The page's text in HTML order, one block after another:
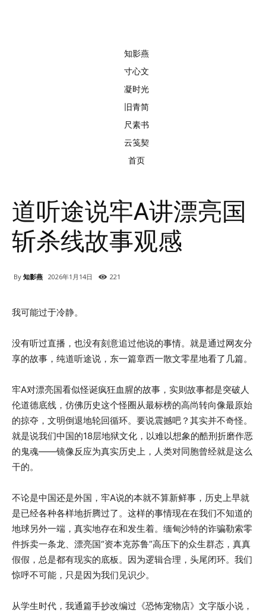
知影燕
寸心文
凝时光
旧青简
尺素书
云笺契
首页
道听途说牢A讲漂亮国
斩杀线故事观感
By 知影燕 2026年1月14日 221
我可能过于冷静。
没有听过直播，也没有刻意追过他说的事情。就是通过网友分
享的故事，纯道听途说，东一篇章西一散文零星地看了几篇。
牢A对漂亮国看似怪诞疯狂血腥的故事，实则故事都是突破人
伦道德底线，仿佛历史这个怪圈从最标榜的高尚转向像最原始
的掠夺，文明倒退地轮回循环。要说震撼吧？其实并不奇怪。
就是说我们中国的18层地狱文化，以难以想象的酷刑折磨作恶
的鬼魂——镜像反应为真实历史上，人类对同胞曾经就是这么
干的。
不论是中国还是外国，牢A说的本就不算新鲜事，历史上早就
是已经各种各样地折腾过了。这样的事情现在在我们不知道的
地球另外一端，真实地存在和发生着。缅甸沙特的诈骗勒索零
件拆卖一条龙、漂亮国“资本克苏鲁”高压下的众生群态，真真
假假，总是都有现实的底板。因为逻辑合理，头尾闭环。我们
惊呼不可能，只是因为我们见识少。
从学生时代，我通篇手抄改编过《恐怖宠物店》文字版小说，